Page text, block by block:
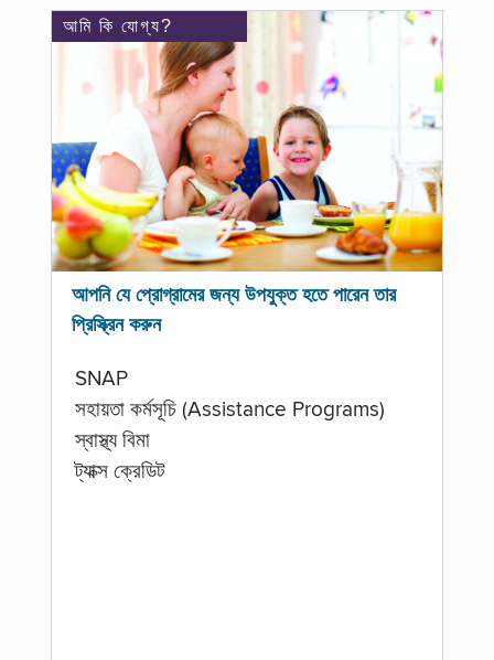
আমি কি যোগ্য?
আপনি যে প্রোগ্রামের জন্য উপযুক্ত হতে পারেন তার
প্রিস্ক্রিন করুন
SNAP
সহায়তা কর্মসূচি (Assistance Programs)
স্বাস্থ্য বিমা
ট্যাক্স ক্রেডিট